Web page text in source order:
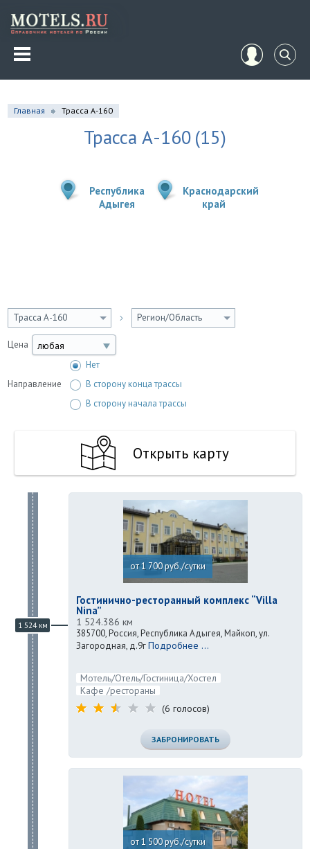
Главная Трасса А-160
Трасса А-160 (15)
Республика
Адыгея
Краснодарский
край
Трасса А-160 Регион/Область
Цена любая
Направление
Нет
В сторону конца трассы
В сторону начала трассы
Открыть карту
1 524 км
от 1 700 руб./сутки
Гостинично-ресторанный комплекс “Villa
Nina”
1 524.386 км
385700, Россия, Республика Адыгея, Майкоп, ул.
Загородная, д.9гПодробнее ...
Мотель/Отель/Гостиница/Хостел
Кафе /рестораны
(6 голосов)
ЗАБРОНИРОВАТЬ
от 1 500 руб./сутки